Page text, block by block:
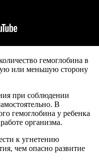
гемоглобина в
или меньшую сторону
при соблюдении
В
гемоглобина у ребенка
организма.
к угнетению
чем опасно развитие